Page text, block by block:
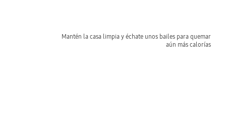
Mantén la casa limpia y échate unos bailes para quemar
aún más calorías